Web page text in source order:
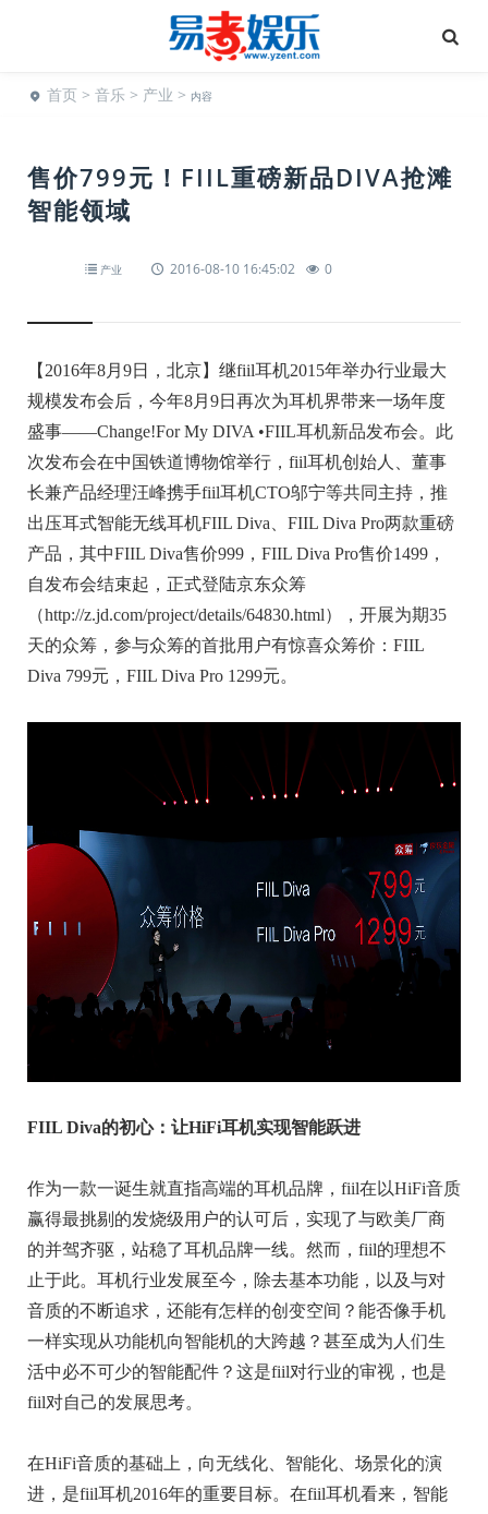
首页 > 音乐 > 产业 > 内容
售价799元！FIIL重磅新品DIVA抢滩
智能领域
产业 2016-08-10 16:45:02 0
【2016年8月9日，北京】继fiil耳机2015年举办行业最大
规模发布会后，今年8月9日再次为耳机界带来一场年度
盛事——Change!For My DIVA •FIIL耳机新品发布会。此
次发布会在中国铁道博物馆举行，fiil耳机创始人、董事
长兼产品经理汪峰携手fiil耳机CTO邬宁等共同主持，推
出压耳式智能无线耳机FIIL Diva、FIIL Diva Pro两款重磅
产品，其中FIIL Diva售价999，FIIL Diva Pro售价1499，
自发布会结束起，正式登陆京东众筹
（http://z.jd.com/project/details/64830.html），开展为期35
天的众筹，参与众筹的首批用户有惊喜众筹价：FIIL
Diva 799元，FIIL Diva Pro 1299元。
FIIL Diva的初心：让HiFi耳机实现智能跃进
作为一款一诞生就直指高端的耳机品牌，fiil在以HiFi音质
赢得最挑剔的发烧级用户的认可后，实现了与欧美厂商
的并驾齐驱，站稳了耳机品牌一线。然而，fiil的理想不
止于此。耳机行业发展至今，除去基本功能，以及与对
音质的不断追求，还能有怎样的创变空间？能否像手机
一样实现从功能机向智能机的大跨越？甚至成为人们生
活中必不可少的智能配件？这是fiil对行业的审视，也是
fiil对自己的发展思考。
在HiFi音质的基础上，向无线化、智能化、场景化的演
进，是fiil耳机2016年的重要目标。在fiil耳机看来，智能